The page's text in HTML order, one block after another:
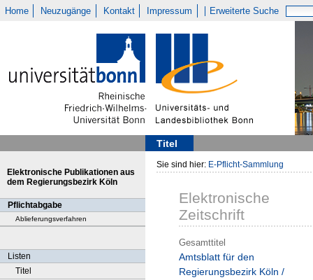
Home Neuzugänge Kontakt Impressum Erweiterte Suche
Titel
Elektronische Publikationen aus
dem Regierungsbezirk Köln
Pflichtabgabe
Ablieferungsverfahren
Listen
Titel
Sie sind hier: E-Pflicht-Sammlung
Elektronische
Zeitschrift
Gesamttitel
Amtsblatt für den
Regierungsbezirk Köln /